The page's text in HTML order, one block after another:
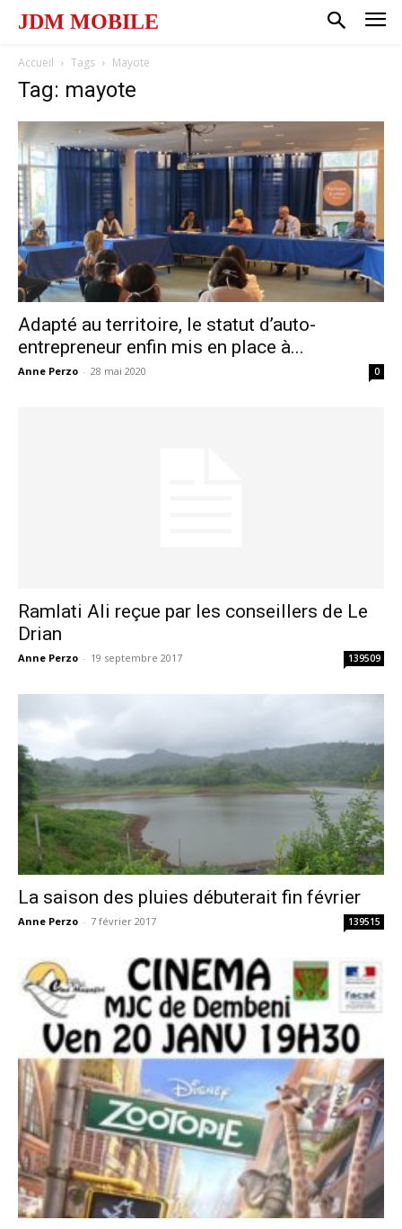
JDM MOBILE
Accueil Tags Mayote
Tag: mayote
Adapté au territoire, le statut d’auto-
entrepreneur enfin mis en place à...
Anne Perzo - 28 mai 2020 0
Ramlati Ali reçue par les conseillers de Le
Drian
Anne Perzo - 19 septembre 2017 139509
La saison des pluies débuterait fin février
Anne Perzo - 7 février 2017 139515